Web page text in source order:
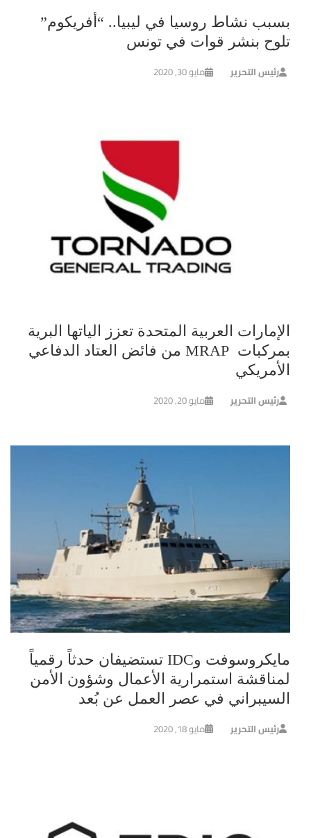
بسبب نشاط روسيا في ليبيا.. “أفريكوم”
تلوح بنشر قوات في تونس
رئيس التحرير مايو 30, 2020
الإمارات العربية المتحدة تعزز الياتها البرية
بمركبات MRAP من فائض العتاد الدفاعي
الأمريكي
رئيس التحرير مايو 20, 2020
مايكروسوفت وIDC تستضيفان حدثاً رقمياً
لمناقشة استمرارية الأعمال وشؤون الأمن
السيبراني في عصر العمل عن بُعد
رئيس التحرير مايو 18, 2020